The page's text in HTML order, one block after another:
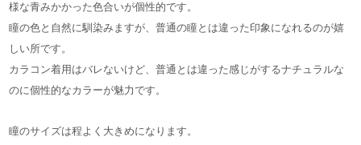
様な青みかかった色合いが個性的です。
瞳の色と自然に馴染みますが、普通の瞳とは違った印象になれるのが嬉
しい所です。
カラコン着用はバレないけど、普通とは違った感じがするナチュラルな
のに個性的なカラーが魅力です。
瞳のサイズは程よく大きめになります。